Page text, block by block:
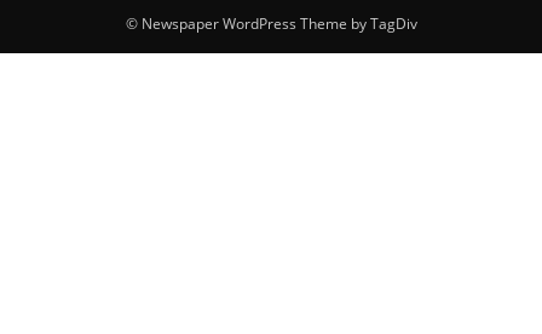
© Newspaper WordPress Theme by TagDiv